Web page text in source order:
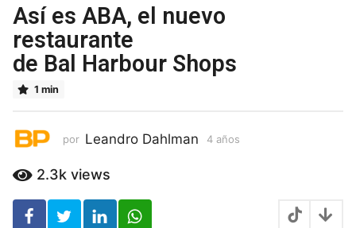
a
ñ
o
s
a
o
s
Así es ABA, el nuevo
restaurante
de Bal Harbour Shops
1 min
por Leandro Dahlman 4 años
2.3k views